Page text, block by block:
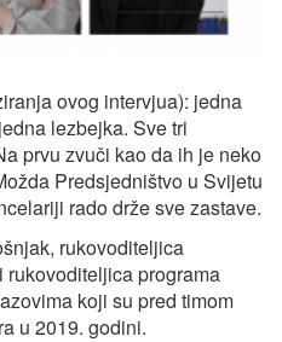
ovog intervjua): jedna
lezbejka. Sve tri
prvu zvuči kao da ih je neko
Predsjedništvo u Svijetu
rado drže sve zastave.
rukovoditeljica
programa
koji su pred timom
u 2019. godini.